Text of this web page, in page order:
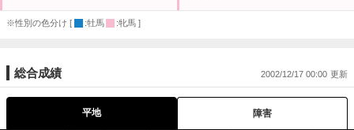
※性別の色分け [ :牡馬 :牝馬 ]
総合成績 2002/12/17 00:00
平地 障害